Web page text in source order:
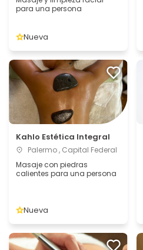
para una persona
Nueva
Kahlo Estética Integral
Palermo , Capital Federal
Masaje con piedras
calientes para una persona
Nueva